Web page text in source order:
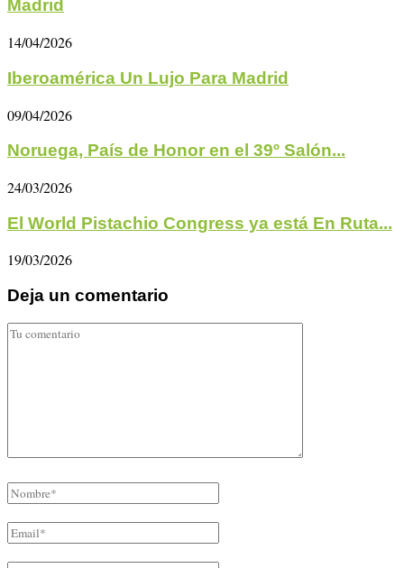
Madrid
14/04/2026
Iberoamérica Un Lujo Para Madrid
09/04/2026
Noruega, País de Honor en el 39º Salón...
24/03/2026
El World Pistachio Congress ya está En Ruta...
19/03/2026
Deja un comentario